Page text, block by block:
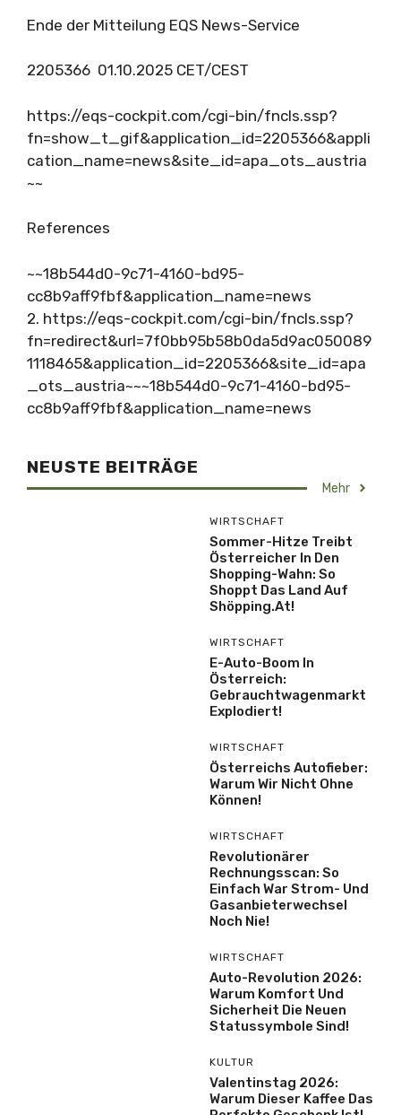
Ende der Mitteilung EQS News-Service
2205366 01.10.2025 CET/CEST
https://eqs-cockpit.com/cgi-bin/fncls.ssp?
fn=show_t_gif&application_id=2205366&appli
cation_name=news&site_id=apa_ots_austria
~~
References
~~18b544d0-9c71-4160-bd95-
cc8b9aff9fbf&application_name=news
2. https://eqs-cockpit.com/cgi-bin/fncls.ssp?
fn=redirect&url=7f0bb95b58b0da5d9ac050089
1118465&application_id=2205366&site_id=apa
_ots_austria~~~18b544d0-9c71-4160-bd95-
cc8b9aff9fbf&application_name=news
NEUSTE BEITRÄGE
Mehr
WIRTSCHAFT
Sommer-Hitze Treibt
Österreicher In Den
Shopping-Wahn: So
Shoppt Das Land Auf
Shöpping.at!
WIRTSCHAFT
E-Auto-Boom In
Österreich:
Gebrauchtwagenmarkt
Explodiert!
WIRTSCHAFT
Österreichs Autofieber:
Warum Wir Nicht Ohne
Können!
WIRTSCHAFT
Revolutionärer
Rechnungsscan: So
Einfach War Strom- Und
Gasanbieterwechsel
Noch Nie!
WIRTSCHAFT
Auto-Revolution 2026:
Warum Komfort Und
Sicherheit Die Neuen
Statussymbole Sind!
KULTUR
Valentinstag 2026:
Warum Dieser Kaffee Das